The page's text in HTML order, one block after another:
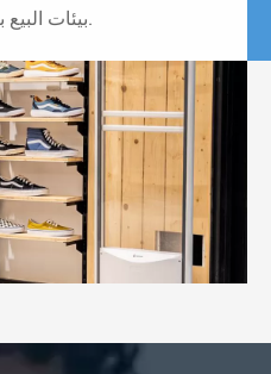
بيئات البيع بالتجزئة المعقدة المختلفة.